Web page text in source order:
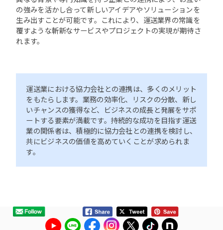
の強みを活かし合って新しいアイデアやソリューションを
生み出すことが可能です。これにより、運送業界の常識を
覆すような斬新なサービスやプロジェクトの実現が期待さ
れます。
運送業における協力会社との連携は、多くのメリット
をもたらします。業務の効率化、リスクの分散、新し
いチャンスの獲得など、ビジネスの成長と発展をサポ
ートする要素が満載です。持続的な成功を目指す運送
業の関係者は、積極的に協力会社との連携を検討し、
共にビジネスの価値を高めていくことが求められま
す。